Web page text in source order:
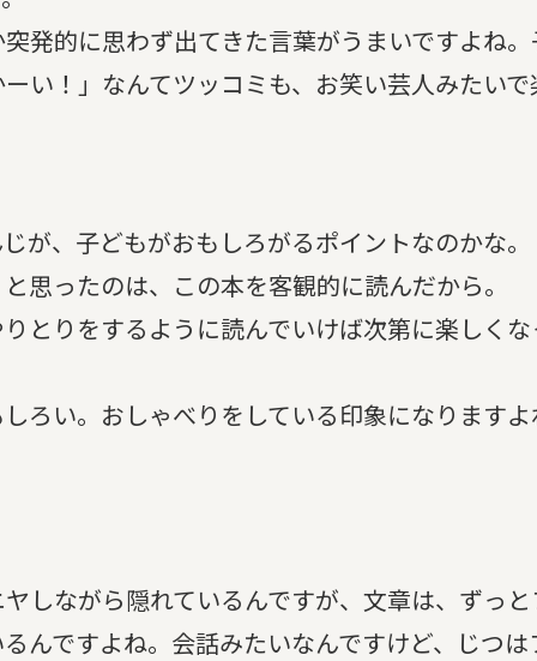
発的に思わず出てきた言葉がうまいですよね
い！」なんてツッコミも、お笑い芸人みたいで
が、子どもがおもしろがるポイントなのかな。
思ったのは、この本を客観的に読んだから。
とりをするように読んでいけば次第に楽しくな
ろい。おしゃべりをしている印象になりますよ
しながら隠れているんですが、文章は、ずっと
んですよね。会話みたいなんですけど、じつは